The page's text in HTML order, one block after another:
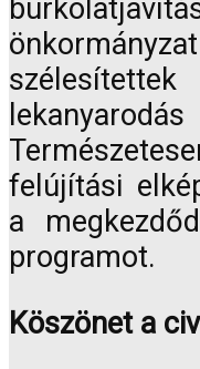
felújítási
a
programot.
Köszönet a